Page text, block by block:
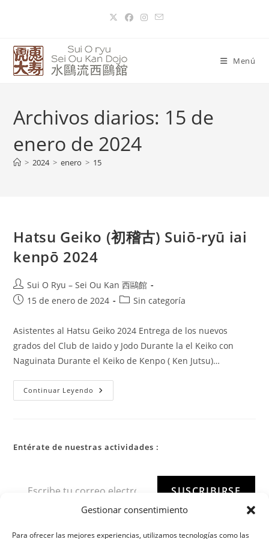
Gestionar consentimiento
Para ofrecer las mejores experiencias, utilizamos tecnologías como las
Menú
Archivos diarios: 15 de
enero de 2024
> 2024 > enero > 15
Hatsu Geiko (初稽古) Suiō-ryū iai
kenpō 2024
Sui O Ryu – Sei Ou Kan 西鷗館
15 de enero de 2024
Sin categoría
Asistentes al Hatsu Geiko 2024 Entrega de los nuevos
grados del Club de Iaido y Jodo Durante la el Keiko con
Naguinata Durante el Keiko de Kenpo ( Ken Jutsu)…
Continuar Leyendo
Entérate de nuestras actividades :
SUSCRIBIRSE